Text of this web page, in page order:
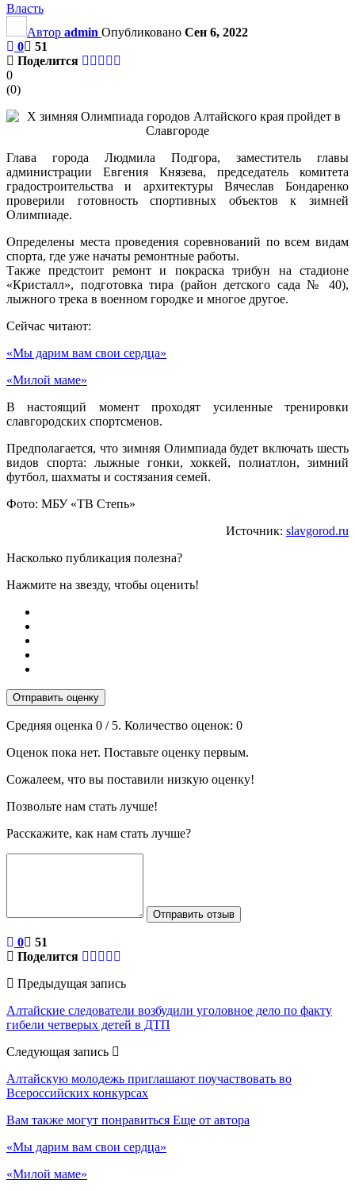
Власть
Автор admin Опубликовано Сен 6, 2022
0
51
Поделится
0
(0)
Глава города Людмила Подгора, заместитель главы
администрации Евгения Князева, председатель комитета
градостроительства и архитектуры Вячеслав Бондаренко
проверили готовность спортивных объектов к зимней
Олимпиаде.
Определены места проведения соревнований по всем видам
спорта, где уже начаты ремонтные работы.
Также предстоит ремонт и покраска трибун на стадионе
«Кристалл», подготовка тира (район детского сада № 40),
лыжного трека в военном городке и многое другое.
Сейчас читают:
«Мы дарим вам свои сердца»
«Милой маме»
В настоящий момент проходят усиленные тренировки
славгородских спортсменов.
Предполагается, что зимняя Олимпиада будет включать шесть
видов спорта: лыжные гонки, хоккей, полиатлон, зимний
футбол, шахматы и состязания семей.
Фото: МБУ «ТВ Степь»
Источник: slavgorod.ru
Насколько публикация полезна?
Нажмите на звезду, чтобы оценить!
Отправить оценку
Средняя оценка 0 / 5. Количество оценок: 0
Оценок пока нет. Поставьте оценку первым.
Сожалеем, что вы поставили низкую оценку!
Позвольте нам стать лучше!
Расскажите, как нам стать лучше?
Отправить отзыв
0
51
Поделится
Предыдущая запись
Алтайские следователи возбудили уголовное дело по факту
гибели четверых детей в ДТП
Следующая запись
Алтайскую молодежь приглашают поучаствовать во
Всероссийских конкурсах
Вам также могут понравиться Еще от автора
«Мы дарим вам свои сердца»
«Милой маме»